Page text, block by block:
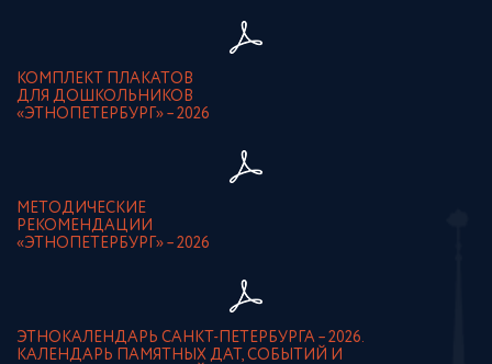
КОМПЛЕКТ ПЛАКАТОВ
ДЛЯ ДОШКОЛЬНИКОВ
«ЭТНОПЕТЕРБУРГ» – 2026
МЕТОДИЧЕСКИЕ
РЕКОМЕНДАЦИИ
«ЭТНОПЕТЕРБУРГ» – 2026
ЭТНОКАЛЕНДАРЬ САНКТ-ПЕТЕРБУРГА – 2026.
КАЛЕНДАРЬ ПАМЯТНЫХ ДАТ, СОБЫТИЙ И